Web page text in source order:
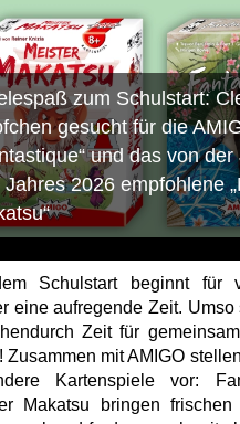
zum Schulstart:
gesucht für die
und das von
Jahres 2026 empfohlene
Schulstart beginnt für
eine aufregende Zeit. Umso
Zeit für
Zusammen mit AMIGO
Kartenspiele vor:
Makatsu bringen